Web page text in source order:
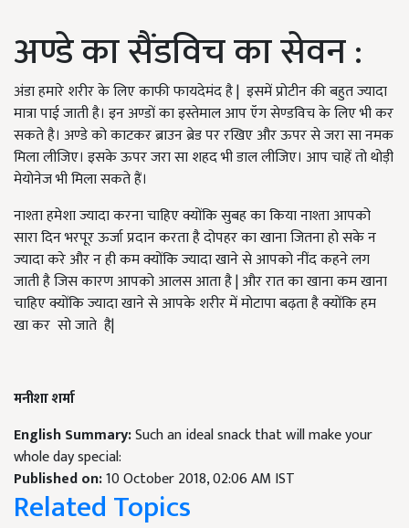
अण्डे का सैंडविच का सेवन :
अंडा हमारे शरीर के लिए काफी फायदेमंद है | इसमें प्रोटीन की बहुत ज्यादा
मात्रा पाई जाती है। इन अण्डों का इस्तेमाल आप ऍग सेण्डविच के लिए भी कर
सकते है। अण्डे को काटकर ब्राउन ब्रेड पर रखिए और ऊपर से जरा सा नमक
मिला लीजिए। इसके ऊपर जरा सा शहद भी डाल लीजिए। आप चाहें तो थोड़ी
मेयोनेज भी मिला सकते हैं।
नाश्ता हमेशा ज्यादा करना चाहिए क्योंकि सुबह का किया नाश्ता आपको
सारा दिन भरपूर ऊर्जा प्रदान करता है दोपहर का खाना जितना हो सके न
ज्यादा करे और न ही कम क्योंकि ज्यादा खाने से आपको नींद कहने लग
जाती है जिस कारण आपको आलस आता है | और रात का खाना कम खाना
चाहिए क्योंकि ज्यादा खाने से आपके शरीर में मोटापा बढ़ता है क्योंकि हम
खा कर सो जाते है|
मनीशा शर्मा
English Summary:Such an ideal snack that will make your
whole day special:
Published on:10 October 2018, 02:06 AM IST
Related Topics